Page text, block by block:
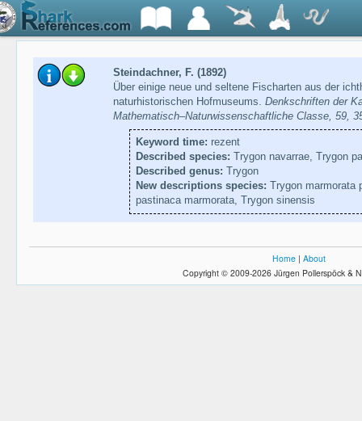
Steindachner, F. (1892)
Über einige neue und seltene Fischarten aus der
naturhistorischen Hofmuseums. Denkschriften der
Mathematisch–Naturwissenschaftliche Classe, 59,
Keyword time: rezent
Described species: Trygon navarrae, Trygon
Described genus: Trygon
New descriptions species: Trygon marmorata
pastinaca marmorata, Trygon sinensis
Home | About
Copyright © 2009-2026 Jürgen Pollerspöck &